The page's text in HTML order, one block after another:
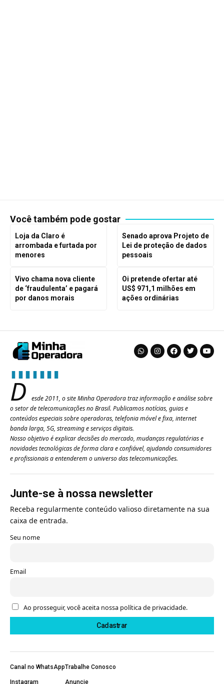
Você também pode gostar
Loja da Claro é
arrombada e furtada por
menores
Senado aprova Projeto de
Lei de proteção de dados
pessoais
Vivo chama nova cliente
de ‘fraudulenta’ e pagará
por danos morais
Oi pretende ofertar até
US$ 971,1 milhões em
ações ordinárias
D
esde 2011, o site Minha Operadora traz informação e análise sobre
o setor de telecomunicações no Brasil. Publicamos notícias, guias e
conteúdos especiais sobre operadoras, telefonia móvel e fixa, internet
banda larga, 5G, streaming e serviços digitais.
Nosso objetivo é explicar decisões do mercado, mudanças regulatórias e
novidades tecnológicas de forma clara e confiável, ajudando consumidores
e profissionais a entenderem o universo das telecomunicações.
Junte-se à nossa newsletter
Receba regularmente conteúdo valioso diretamente na sua
caixa de entrada.
Seu nome
Email
Ao prosseguir, você aceita nossa política de privacidade.
Canal no WhatsApp
Instagram
Trabalhe Conosco
Anuncie